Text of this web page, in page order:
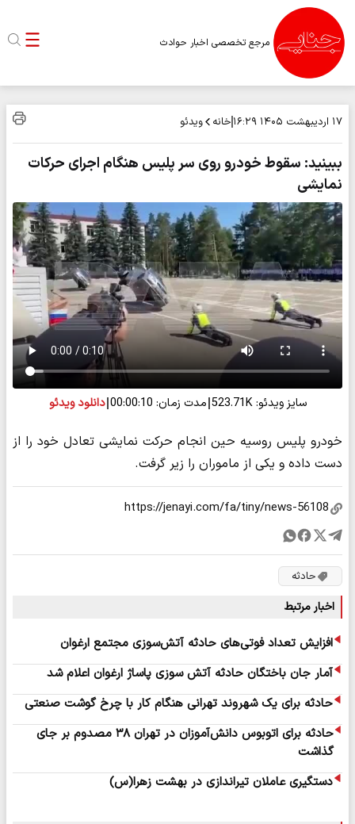
مرجع تخصصی اخبار حوادث
۱۷ اردیبهشت ۱۴۰۵ ۱۶:۲۹ خانه ویدئو
ببینید: سقوط خودرو روی سر پلیس هنگام اجرای حرکات
نمایشی
سایز ویدئو: 523.71K مدت زمان: 00:00:10 دانلود ویدئو
خودرو پلیس روسیه حین انجام حرکت نمایشی تعادل خود را از
دست داده و یکی از ماموران را زیر گرفت.
حادثه
اخبار مرتبط
افزایش تعداد فوتی‌های حادثه آتش‌سوزی مجتمع ارغوان
آمار جان باختگان حادثه آتش سوزی پاساژ ارغوان اعلام شد
حادثه برای یک شهروند تهرانی هنگام کار با چرخ گوشت صنعتی
حادثه برای اتوبوس دانش‌آموزان در تهران ٣٨ مصدوم بر جای
گذاشت
دستگیری عاملان تیراندازی در بهشت زهرا(س)